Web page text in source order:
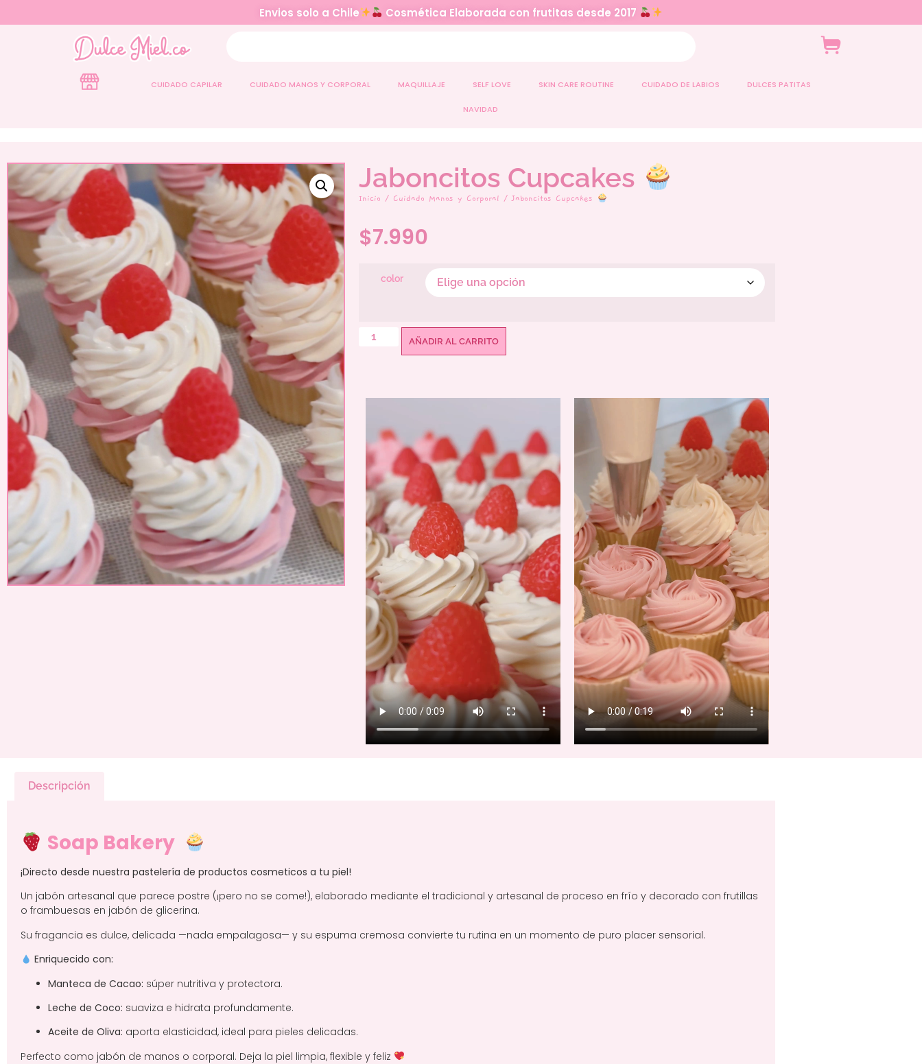
Envios solo a Chile Cosmética Elaborada con frutitas desde 2017
CUIDADO CAPILAR CUIDADO MANOS Y CORPORAL MAQUILLAJE SELF LOVE SKIN CARE ROUTINE CUIDADO DE LABIOS DULCES PATITAS
NAVIDAD
Jaboncitos Cupcakes
Inicio / Cuidado Manos y Corporal / Jaboncitos Cupcakes
$7.990
color
AÑADIR AL CARRITO
Descripción
Soap Bakery
¡Directo desde nuestra pastelería de productos cosmeticos a tu piel!
Un jabón artesanal que parece postre (¡pero no se come!), elaborado mediante el tradicional y artesanal de proceso en frío y decorado con frutillas
o frambuesas en jabón de glicerina.
Su fragancia es dulce, delicada —nada empalagosa— y su espuma cremosa convierte tu rutina en un momento de puro placer sensorial.
Enriquecido con:
Manteca de Cacao: súper nutritiva y protectora.
Leche de Coco: suaviza e hidrata profundamente.
Aceite de Oliva: aporta elasticidad, ideal para pieles delicadas.
Perfecto como jabón de manos o corporal. Deja la piel limpia, flexible y feliz